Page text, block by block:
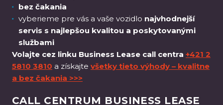
bez čakania
vyberieme pre vás a vaše vozidlo najvhodnejší
servis s najlepšou kvalitou a poskytovanými
službami
Volajte cez linku Business Lease call centra +421 2
5810 3810 a získajte všetky tieto výhody – kvalitne
a bez čakania >>>
CALL CENTRUM BUSINESS LEASE